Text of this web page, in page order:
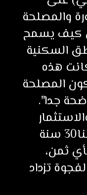
والمصلحة
كيف يسمح
السكنية
هذه
المصلحة
جدا".
مودينا في مشاكل، بقالنا30 سنة
ثمن،
تزداد